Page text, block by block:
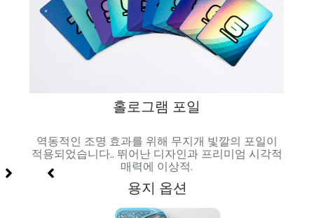
홀로그램 포일
역동적인 조명 효과를 위해 무지개 빛깔의 포일이
적용되었습니다.. 뛰어난 디자인과 프리미엄 시각적
매력에 이상적.
용지 옵션